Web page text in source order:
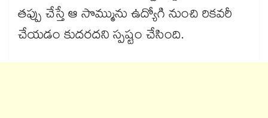
తప్పు చేస్తే ఆ సొమ్మును ఉద్యోగి నుంచి రికవరీ
చేయడం కుదరదని స్పష్టం చేసింది.